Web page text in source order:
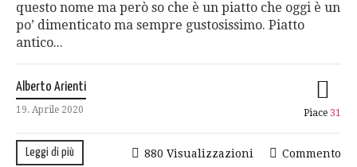
questo nome ma però so che è un piatto che oggi è un
po’ dimenticato ma sempre gustosissimo. Piatto
antico...
Alberto Arienti
19. Aprile 2020 Piace 31
Leggi di più Commento
880 Visualizzazioni